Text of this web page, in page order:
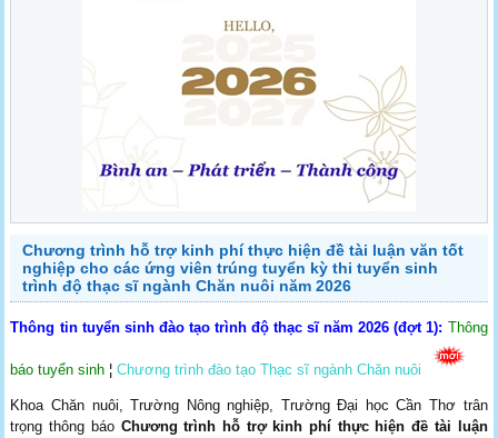
Chương trình hỗ trợ kinh phí thực hiện đề tài luận văn tốt
nghiệp cho các ứng viên trúng tuyển kỳ thi tuyển sinh
trình độ thạc sĩ ngành Chăn nuôi năm 2026
Thông tin tuyển sinh đào tạo trình độ thạc sĩ năm 2026 (đợt 1): Thông
báo tuyển sinh ¦Chương trình đào tạo Thạc sĩ ngành Chăn nuôi
Khoa Chăn nuôi, Trường Nông nghiệp, Trường Đại học Cần Thơ trân
trọng thông báo Chương trình hỗ trợ kinh phí thực hiện đề tài luận